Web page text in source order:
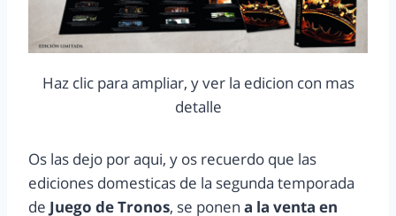
Haz clic para ampliar, y ver la edicion con mas
detalle
Os las dejo por aqui, y os recuerdo que las
ediciones domesticas de la segunda temporada
de Juego de Tronos, se ponen a la venta en